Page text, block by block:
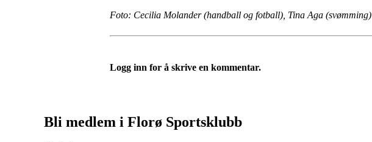
Foto: Cecilia Molander (handball og fotball), Tina Aga (svømming)
Logg inn for å skrive en kommentar.
Bli medlem i Florø Sportsklubb